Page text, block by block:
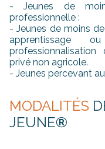
- Jeunes de
professionnelle :
- Jeunes de moins
privé non agricole.
- Jeunes percevant
MODALITÉS
JEUNE®